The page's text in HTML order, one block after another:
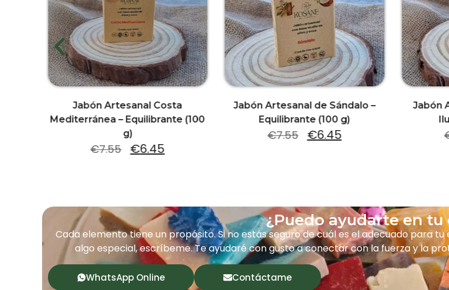
Jabón Artesanal Costa
Mediterránea – Equilibrante (100
g)
€7.55 €6.45
Jabón Artesanal de Sándalo –
Equilibrante (100 g)
€7.55 €6.45
Jabón
¿Puedo ayudarte en tu
Cada elemento tiene un propósito. Si no estás seguro de cuál es el adecuado para
algo especial, escríbeme. Te ayudaré con gusto a conectar con la fuerza y la
WhatsApp Online Contáctame